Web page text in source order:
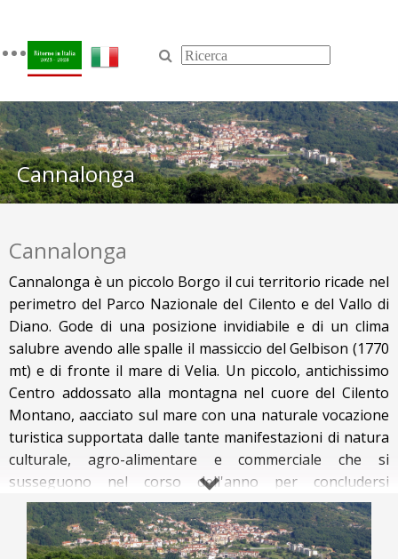
Toggle
navigation
Cannalonga
Cannalonga
Cannalonga è un piccolo Borgo il cui territorio ricade nel
perimetro del Parco Nazionale del Cilento e del Vallo di
Diano. Gode di una posizione invidiabile e di un clima
salubre avendo alle spalle il massiccio del Gelbison (1770
mt) e di fronte il mare di Velia. Un piccolo, antichissimo
Centro addossato alla montagna nel cuore del Cilento
Montano, affacciato sul mare con una naturale vocazione
turistica supportata dalle tante manifestazioni di natura
culturale, agro-alimentare e commerciale che si
susseguono nel corso dell'anno per concludersi
nell'evento “Fiera della Frecagnola” che, ogni anno,
ospita decine di migliaia di visitatori attratti dalla
ricchezza dell'offerta e dal fascino dei luoghi.